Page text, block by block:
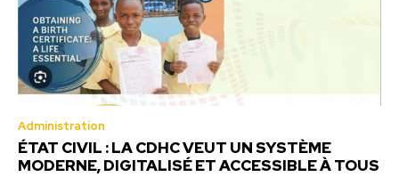
Administration
ÉTAT CIVIL : LA CDHC VEUT UN SYSTÈME
MODERNE, DIGITALISÉ ET ACCESSIBLE À TOUS